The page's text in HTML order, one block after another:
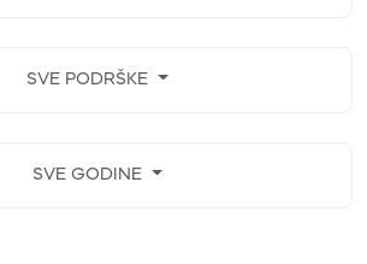
SVE PODRŠKE
SVE GODINE